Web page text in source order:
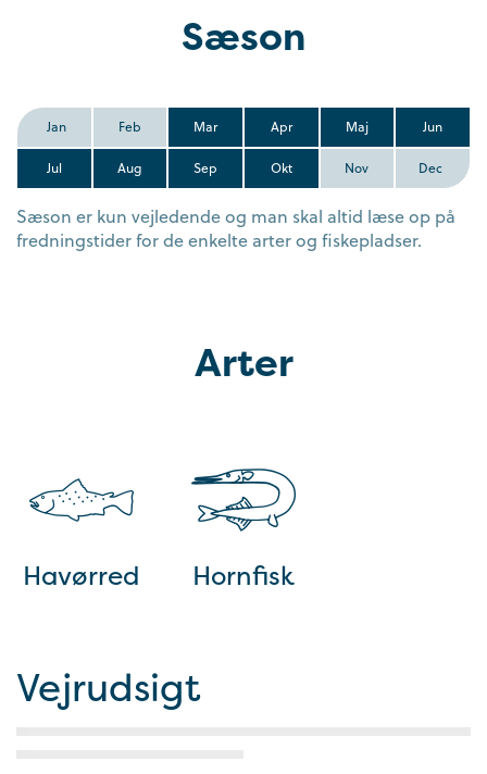
Sæson
Jan Feb Mar Apr Maj Jun
Jul Aug Sep Okt Nov Dec
Sæson er kun vejledende og man skal altid læse op på
fredningstider for de enkelte arter og fiskepladser.
Arter
Havørred Hornfisk
Vejrudsigt